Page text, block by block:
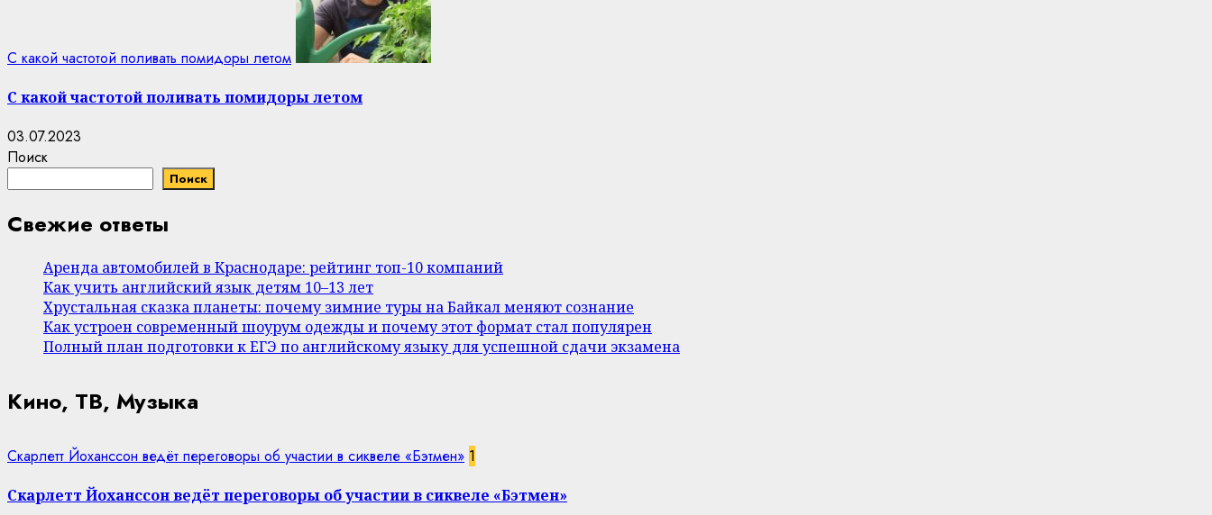
С какой частотой поливать помидоры летом
С какой частотой поливать помидоры летом
03.07.2023
Поиск
Поиск
Свежие ответы
Аренда автомобилей в Краснодаре: рейтинг топ-10 компаний
Как учить английский язык детям 10–13 лет
Хрустальная сказка планеты: почему зимние туры на Байкал меняют сознание
Как устроен современный шоурум одежды и почему этот формат стал популярен
Полный план подготовки к ЕГЭ по английскому языку для успешной сдачи экзамена
Кино, ТВ, Музыка
Скарлетт Йоханссон ведёт переговоры об участии в сиквеле «Бэтмен» 1
Скарлетт Йоханссон ведёт переговоры об участии в сиквеле «Бэтмен»